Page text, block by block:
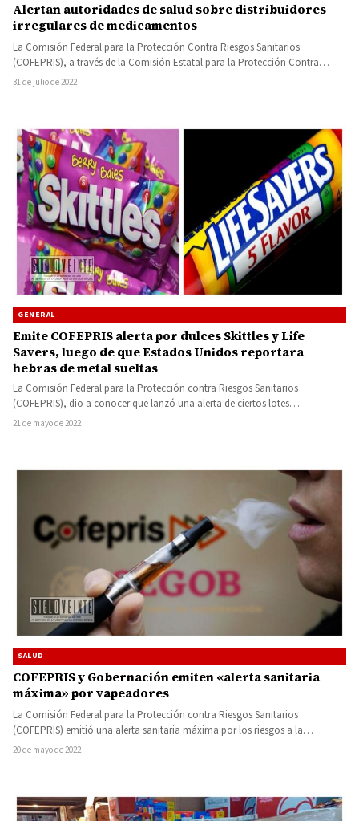
Alertan autoridades de salud sobre distribuidores
irregulares de medicamentos
La Comisión Federal para la Protección Contra Riesgos Sanitarios
(COFEPRIS), a través de la Comisión Estatal para la Protección Contra…
31 de julio de 2022
GENERAL
Emite COFEPRIS alerta por dulces Skittles y Life
Savers, luego de que Estados Unidos reportara
hebras de metal sueltas
La Comisión Federal para la Protección contra Riesgos Sanitarios
(COFEPRIS), dio a conocer que lanzó una alerta de ciertos lotes…
21 de mayo de 2022
SALUD
COFEPRIS y Gobernación emiten «alerta sanitaria
máxima» por vapeadores
La Comisión Federal para la Protección contra Riesgos Sanitarios
(COFEPRIS) emitió una alerta sanitaria máxima por los riesgos a la…
20 de mayo de 2022